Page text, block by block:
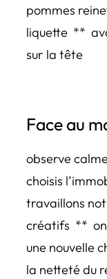
pommes
liquette **
sur la tête
Face au
observe
choisis
travaillons
créatifs **
une nouvelle
la netteté du